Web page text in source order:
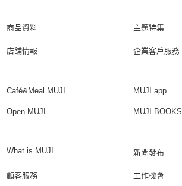
商品資料 主題特集
店舗情報 企業客戶服務
Café&Meal MUJI MUJI app
Open MUJI MUJI BOOKS
What is MUJI 新聞發布
顧客服務 工作機會